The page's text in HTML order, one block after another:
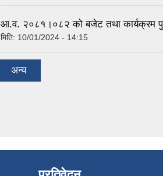
आ.व. २०८१।०८२ को बजेट तथा कार्यक्रम
मिति: 10/01/2024 - 14:15
अन्य